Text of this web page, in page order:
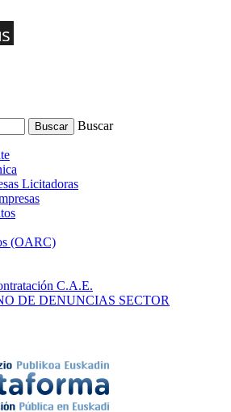
Buscar
Licitadoras
(OARC)
C.A.E.
DE DENUNCIAS SECTOR